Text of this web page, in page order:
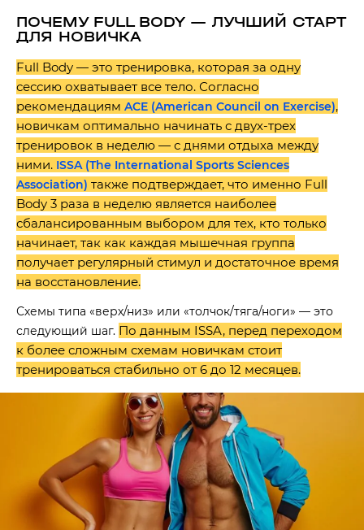
ПОЧЕМУ FULL BODY — ЛУЧШИЙ СТАРТ
ДЛЯ НОВИЧКА
Full Body — это тренировка, которая за одну
сессию охватывает все тело. Согласно
рекомендациям ACE (American Council on Exercise),
новичкам оптимально начинать с двух-трех
тренировок в неделю — с днями отдыха между
ними. ISSA (The International Sports Sciences
Association) также подтверждает, что именно Full
Body 3 раза в неделю является наиболее
сбалансированным выбором для тех, кто только
начинает, так как каждая мышечная группа
получает регулярный стимул и достаточное время
на восстановление.
Схемы типа «верх/низ» или «толчок/тяга/ноги» — это
следующий шаг. По данным ISSA, перед переходом
к более сложным схемам новичкам стоит
тренироваться стабильно от 6 до 12 месяцев.